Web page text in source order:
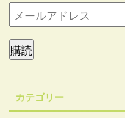
購読
カテゴリー